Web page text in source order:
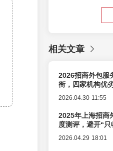
相关文章
2026招商外包服
衔，四家机构优
2026.04.30 11:55
2025年上海招商
度测评，避开“
2026.04.29 18:01